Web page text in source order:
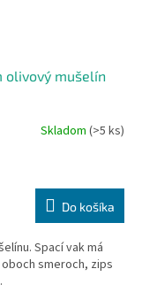
olivový mušelín
Skladom (>5 ks)
Do košíka
Spací vak má
smeroch, zips